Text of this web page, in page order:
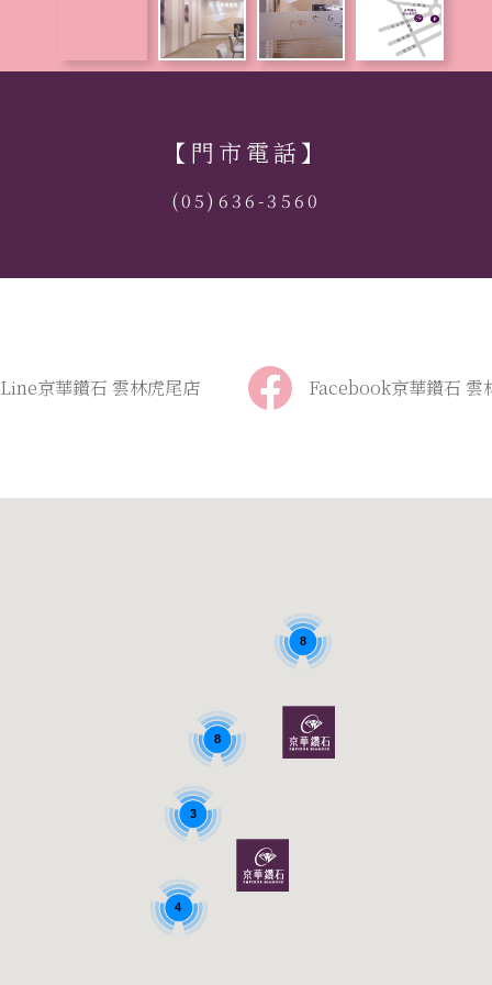
【門市電話】
(05)636-3560
Line京華鑽石 雲林虎尾店 Facebook京華鑽石 雲
8
8
3
4